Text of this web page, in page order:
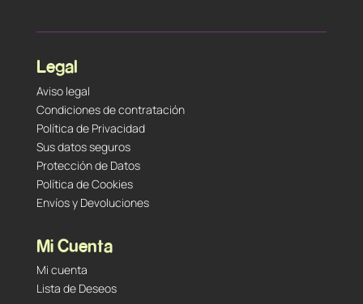
Legal
Aviso legal
Condiciones de contratación
Política de Privacidad
Sus datos seguros
Protección de Datos
Política de Cookies
Envíos y Devoluciones
Mi Cuenta
Mi cuenta
Lista de Deseos